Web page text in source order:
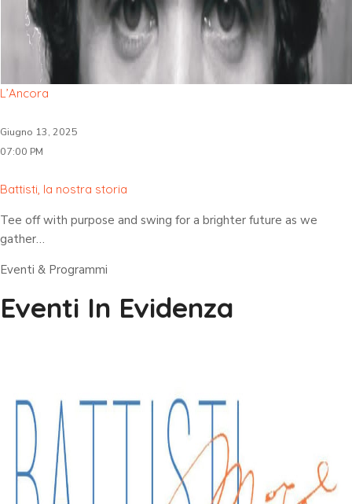
L’Ancora
Giugno 13, 2025
07:00 PM
Battisti, la nostra storia
Tee off with purpose and swing for a brighter future as we
gather…
Eventi & Programmi
Eventi In Evidenza